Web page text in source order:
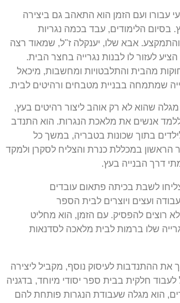
עבורו ועם הזמן הוא התאהב גם ביצירה
. בסיום הלימודים, עבד בכמה נגריות
. אבא שלו, יענקלה ז"ל, שמאוד רצה
הציע לעזור לו לבנות נגרייה בחצר הבית.
מהבית והתלבטויות ומחשבות, מיכאל
שמתמחה בבניית מטבחים ורהיטים לבית.
מגלה שהוא לא רק אוהב ליצור רהיטים בעץ,
אנשים את מלאכת הנגרות. הוא התנדב
בתוך שכונות בטבריה, במשך כל
הראשון במכללת כנרת והצליח לסקרן ולמקד
דרך הבנייה בעץ.
לשבת בכיתה פתאום עובדים
ועצים ויוצרים לבית הספר
רוצים להפסיק. עם הזמן, הוא מחליט
שלו ברמות לבית מלאכה לסדנאות
את ההתנדבות לעיסוק נוסף, מקביל ליצירה
לעבוד חלקית בבית ספר יסודי מיוחד, בדגניה
, הוא מגלה שעבודת הנגרות פותחת להם